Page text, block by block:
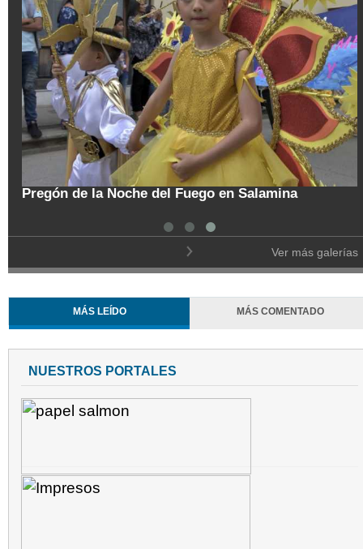
Pregón de la Noche del Fuego en Salamina
Ver más galerías
MÁS LEÍDO MÁS COMENTADO
NUESTROS PORTALES